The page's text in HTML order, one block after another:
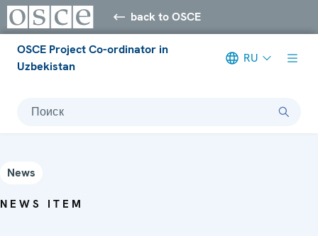
back to OSCE
OSCE Project Co-ordinator in
Uzbekistan
RU
Поиск
News
NEWS ITEM